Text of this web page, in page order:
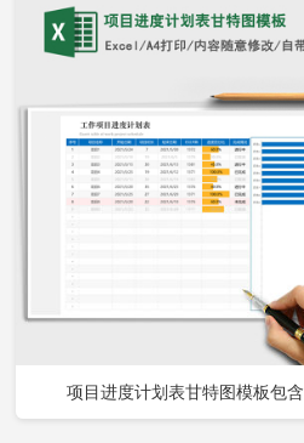
项目进度计划表甘特图模板包含